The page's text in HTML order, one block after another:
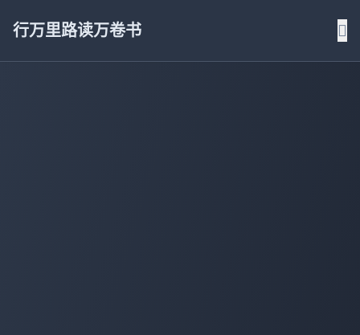
行万里路读万卷书